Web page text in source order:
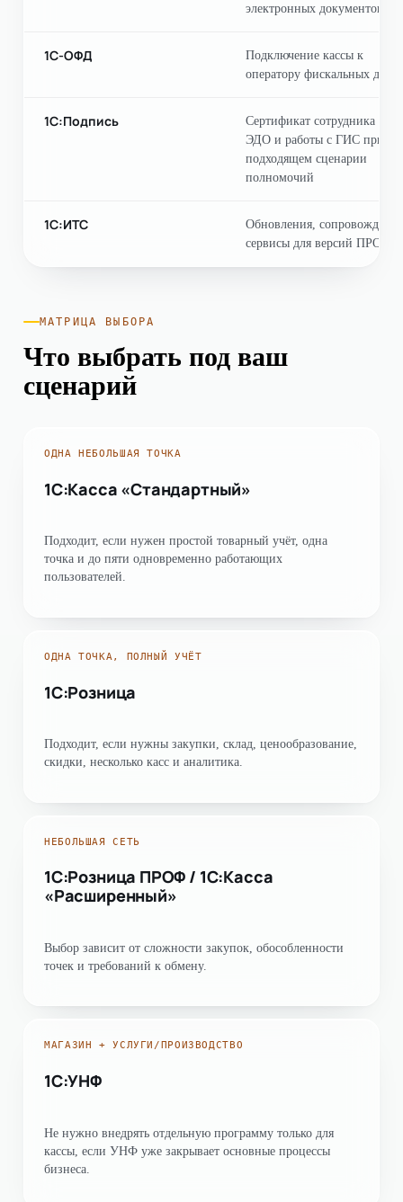
электронных документов
1С-ОФД
Подключение кассы к
оператору фискальных
1С:Подпись
Сертификат сотрудника для
ЭДО и работы с ГИС при
подходящем сценарии
полномочий
1С:ИТС
Обновления,
сервисы для версий ПРОФ
МАТРИЦА ВЫБОРА
Что выбрать под ваш
сценарий
ОДНА НЕБОЛЬШАЯ ТОЧКА
1С:Касса «Стандартный»
Подходит, если нужен простой товарный учёт, одна
точка и до пяти одновременно работающих
пользователей.
ОДНА ТОЧКА, ПОЛНЫЙ УЧЁТ
1С:Розница
Подходит, если нужны закупки, склад, ценообразование,
скидки, несколько касс и аналитика.
НЕБОЛЬШАЯ СЕТЬ
1С:Розница ПРОФ / 1С:Касса
«Расширенный»
Выбор зависит от сложности закупок, обособленности
точек и требований к обмену.
МАГАЗИН + УСЛУГИ/ПРОИЗВОДСТВО
1С:УНФ
Не нужно внедрять отдельную программу только для
кассы, если УНФ уже закрывает основные процессы
бизнеса.